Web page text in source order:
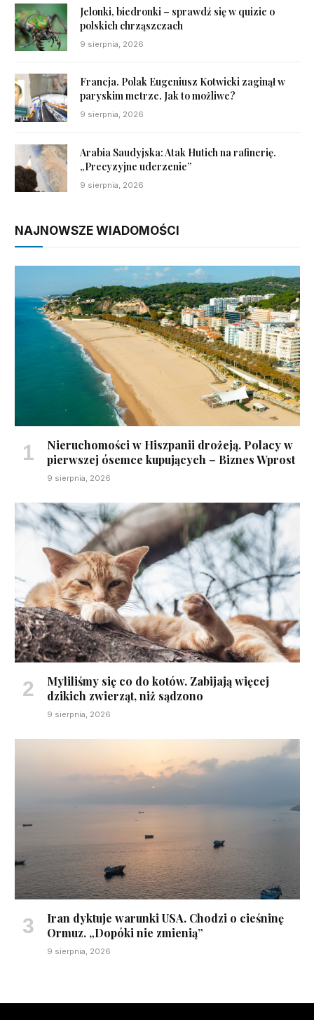
Jelonki, biedronki – sprawdź się w quizie o
polskich chrząszczach
9 sierpnia, 2026
Francja. Polak Eugeniusz Kotwicki zaginął w
paryskim metrze. Jak to możliwe?
9 sierpnia, 2026
Arabia Saudyjska: Atak Hutich na rafinerię.
„Precyzyjne uderzenie”
9 sierpnia, 2026
NAJNOWSZE WIADOMOŚCI
Nieruchomości w Hiszpanii drożeją. Polacy w
pierwszej ósemce kupujących – Biznes Wprost
9 sierpnia, 2026
Myliliśmy się co do kotów. Zabijają więcej
dzikich zwierząt, niż sądzono
9 sierpnia, 2026
Iran dyktuje warunki USA. Chodzi o cieśninę
Ormuz. „Dopóki nie zmienią”
9 sierpnia, 2026